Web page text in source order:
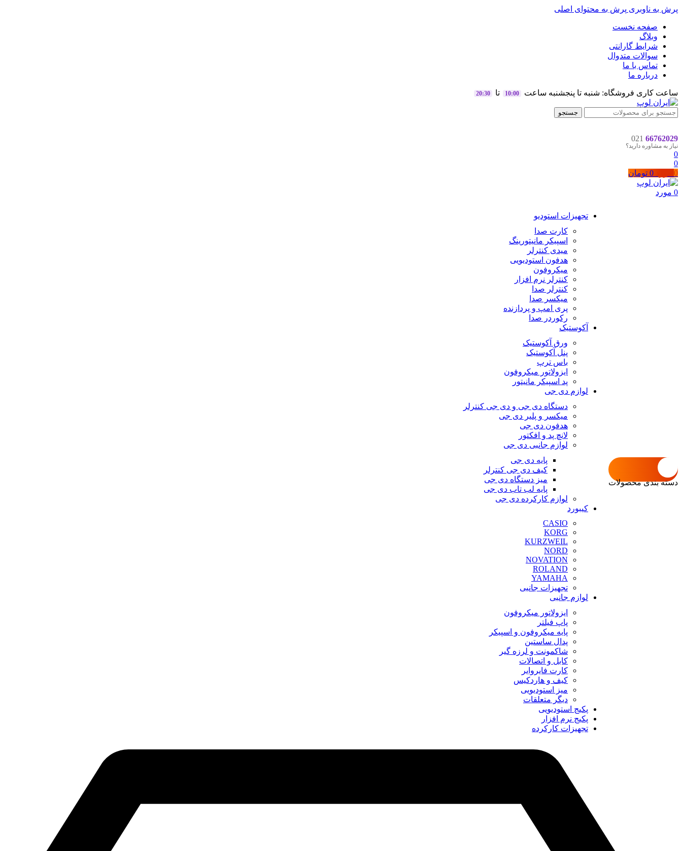
پرش به ناوبری پرش به محتوای اصلی
صفحه نخست
وبلاگ
شرایط گارانتی
سوالات متدوال
تماس با ما
درباره ما
ساعت کاری فروشگاه: شنبه تا پنجشنبه ساعت 10:00 تا 20:30
جستجو
021 66762029
نیاز به مشاوره دارید؟
0
0
0
0 تومان
0 مورد
دسته بندی محصولات
تجهیزات استودیو
کارت صدا
اسپیکر مانیتورینگ
میدی کنترلر
هدفون استودیویی
میکروفون
کنترلر نرم افزار
کنترلر صدا
میکسر صدا
پری امپ و پردازنده
رکوردر صدا
آکوستیک
ورق آکوستیک
پنل آکوستیک
باس ترپ
ایزولاتور میکروفون
پد اسپیکر مانیتور
لوازم دی جی
دستگاه دی جی و دی جی کنترلر
میکسر و پلیر دی جی
هدفون دی جی
لانچ پد و افکتور
لوازم جانبی دی جی
پایه دی جی
کیف دی جی کنترلر
میز دستگاه دی جی
پایه لب تاب دی جی
لوازم کارکرده دی جی
کیبورد
CASIO
KORG
KURZWEIL
NORD
NOVATION
ROLAND
YAMAHA
تجهیزات جانبی
لوازم جانبی
ایزولاتور میکروفون
پاپ فیلتر
پایه میکروفون و اسپیکر
پدال ساستین
شاکمونت و لرزه گیر
کابل و اتصالات
کارت فایروایر
کیف و هاردکیس
میز استودیویی
دیگر متعلقات
پکیج استودیویی
پکیج نرم افزار
تجهیزات کارکرده